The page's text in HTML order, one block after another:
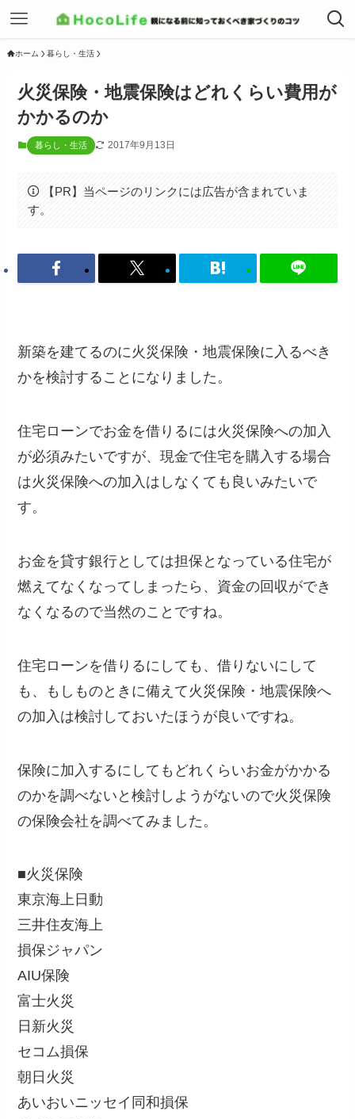
ホーム 暮らし・生活
火災保険・地震保険はどれくらい費用が
かかるのか
暮らし・生活 2017年9月13日
【PR】当ページのリンクには広告が含まれていま
す。
新築を建てるのに火災保険・地震保険に入るべき
かを検討することになりました。
住宅ローンでお金を借りるには火災保険への加入
が必須みたいですが、現金で住宅を購入する場合
は火災保険への加入はしなくても良いみたいで
す。
お金を貸す銀行としては担保となっている住宅が
燃えてなくなってしまったら、資金の回収ができ
なくなるので当然のことですね。
住宅ローンを借りるにしても、借りないにして
も、もしものときに備えて火災保険・地震保険へ
の加入は検討しておいたほうが良いですね。
保険に加入するにしてもどれくらいお金がかかる
のかを調べないと検討しようがないので火災保険
の保険会社を調べてみました。
■火災保険
東京海上日動
三井住友海上
損保ジャパン
AIU保険
富士火災
日新火災
セコム損保
朝日火災
あいおいニッセイ同和損保